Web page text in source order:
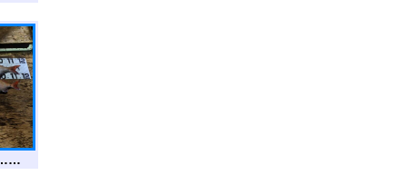
……